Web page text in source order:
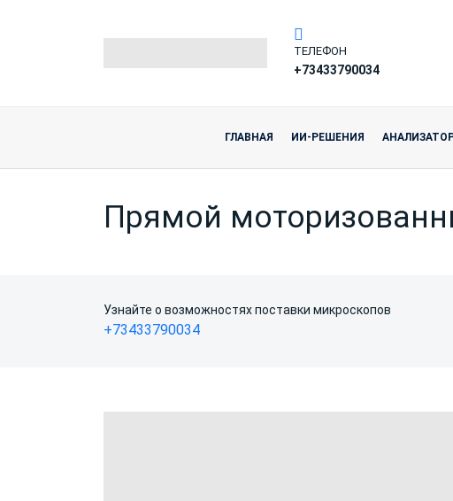
ТЕЛЕФОН
+73433790034
ГЛАВНАЯ ИИ-РЕШЕНИЯ
Прямой
Узнайте о возможностях поставки микроскопов
+73433790034